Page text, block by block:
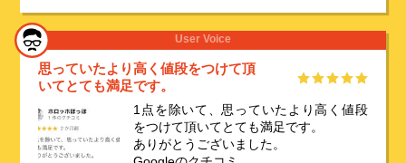
User Voice
思っていたより高く値段をつけて頂
いてとても満足です。
1点を除いて、思っていたより高く値段
をつけて頂いてとても満足です。
ありがとうございました。